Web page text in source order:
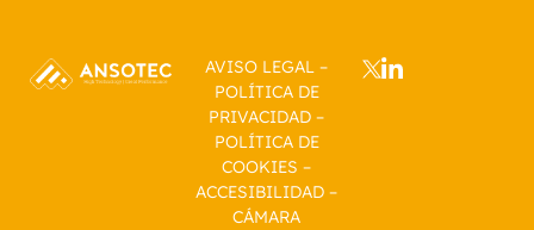
AVISO LEGAL –
POLÍTICA DE
PRIVACIDAD –
POLÍTICA DE
COOKIES –
ACCESIBILIDAD –
CÁMARA